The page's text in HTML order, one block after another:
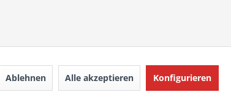
Ablehnen Alle akzeptieren Konfigurieren